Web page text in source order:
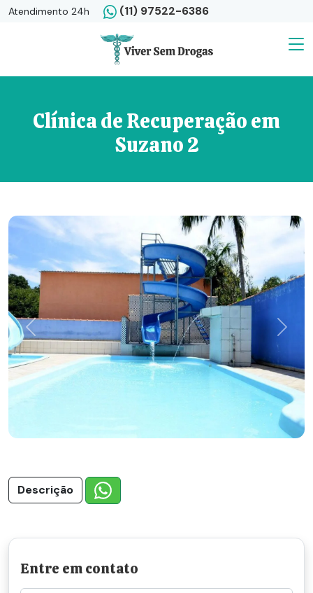
Atendimento 24h (11) 97522-6386
Clínica de Recuperação em
Suzano 2
Previous Next
Descrição
Entre em contato